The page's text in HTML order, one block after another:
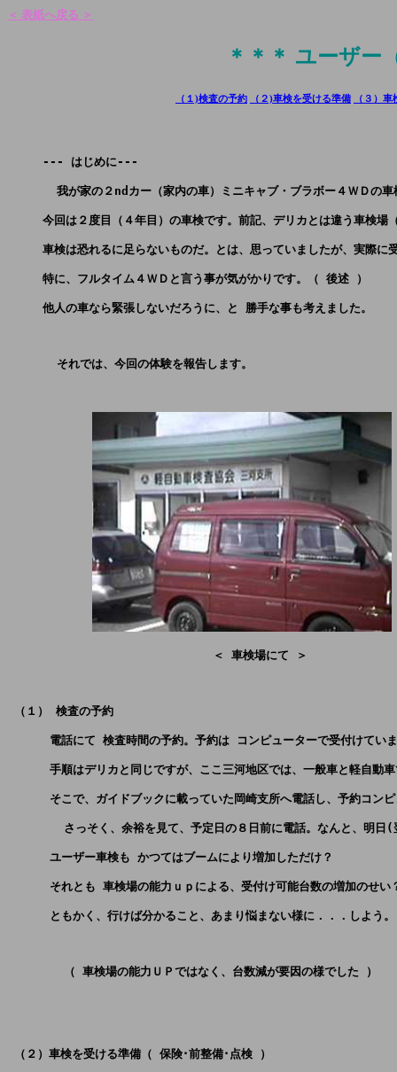
＜ 表紙へ戻る ＞
＊＊＊ ユーザー
（１)検査の予約 （２)車検を受ける準備 （３）
     --- はじめに---
我が家の２ndカー（家内の車）ミニキャブ・ブラボー４ＷＤの
今回は２度目（４年目）の車検です。前記、デリカとは違う車検場
車検は恐れるに足らないものだ。とは、思っていましたが、実際に
     特に、フルタイム４ＷＤと言う事が気がかりです。（ 後述 ）
     他人の車なら緊張しないだろうに、と 勝手な事も考えました。
       それでは、今回の体験を報告します。
                             ＜ 車検場にて ＞
（１） 検査の予約
電話にて 検査時間の予約。予約は コンピューターで受付けてい
手順はデリカと同じですが、ここ三河地区では、一般車と軽自動
そこで、ガイドブックに載っていた岡崎支所へ電話し、予約コ
さっそく、余裕を見て、予定日の８日前に電話。なんと、明
      ユーザー車検も かつてはブームにより増加しただけ？
それとも 車検場の能力ｕｐによる、受付け可能台数の増加のせ
      ともかく、行けば分かること、あまり悩まない様に．．．しよう。
        （ 車検場の能力ＵＰではなく、台数減が要因の様でした ）
（２）車検を受ける準備（ 保険･前整備･点検 ）